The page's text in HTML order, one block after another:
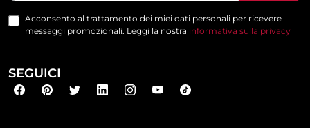
Acconsento al trattamento dei miei dati personali per ricevere
messaggi promozionali. Leggi la nostra informativa sulla privacy
SEGUICI